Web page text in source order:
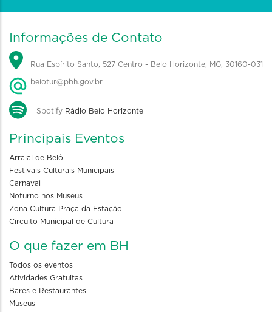
Informações de Contato
Rua Espírito Santo, 527 Centro - Belo Horizonte, MG, 30160-031
belotur@pbh.gov.br
Spotify Rádio Belo Horizonte
Principais Eventos
Arraial de Belô
Festivais Culturais Municipais
Carnaval
Noturno nos Museus
Zona Cultura Praça da Estação
Circuito Municipal de Cultura
O que fazer em BH
Todos os eventos
Atividades Gratuitas
Bares e Restaurantes
Museus